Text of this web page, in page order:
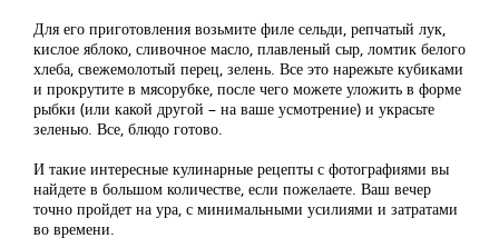
Для его приготовления возьмите филе сельди, репчатый лук,
кислое яблоко, сливочное масло, плавленый сыр, ломтик белого
хлеба, свежемолотый перец, зелень. Все это нарежьте кубиками
и прокрутите в мясорубке, после чего можете уложить в форме
рыбки (или какой другой – на ваше усмотрение) и украсьте
зеленью. Все, блюдо готово.
И такие интересные кулинарные рецепты с фотографиями вы
найдете в большом количестве, если пожелаете. Ваш вечер
точно пройдет на ура, с минимальными усилиями и затратами
во времени.